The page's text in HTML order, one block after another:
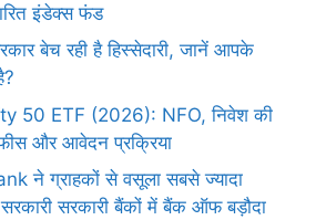
इंडेक्स फंड
बेच रही है हिस्सेदारी, जानें आपके
50 ETF (2026): NFO, निवेश की
फीस और आवेदन प्रक्रिया
ने ग्राहकों से वसूला सबसे ज्यादा
सरकारी सरकारी बैंकों में बैंक ऑफ बड़ौदा